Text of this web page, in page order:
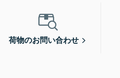
荷物のお問い合わせ